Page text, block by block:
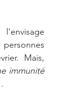
Mais,
immunité